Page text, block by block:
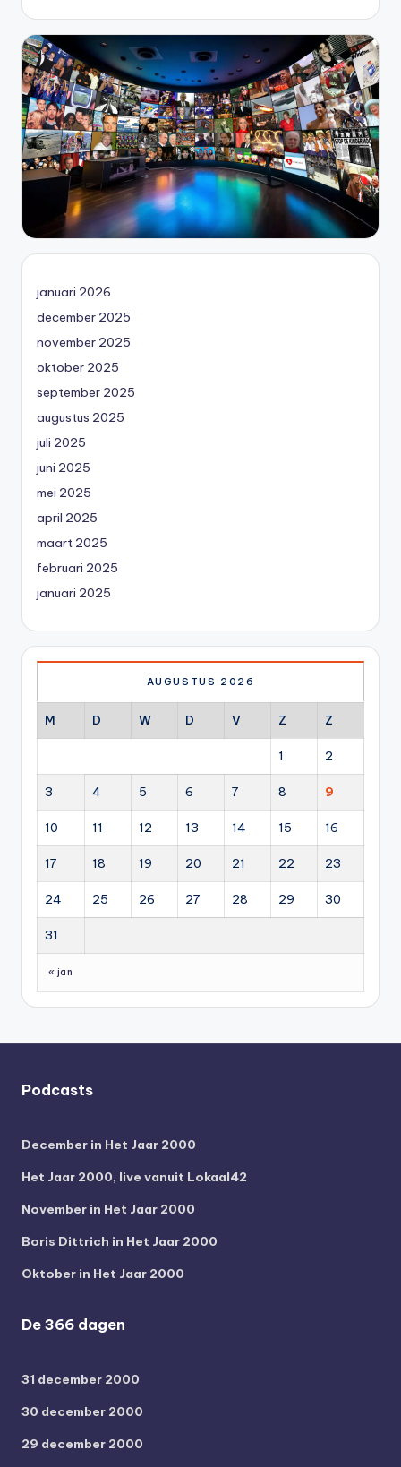
januari 2026
december 2025
november 2025
oktober 2025
september 2025
augustus 2025
juli 2025
juni 2025
mei 2025
april 2025
maart 2025
februari 2025
januari 2025
AUGUSTUS 2026
M D W D V Z Z
1 2
3 4 5 6 7 8 9
10 11 12 13 14 15 16
17 18 19 20 21 22 23
24 25 26 27 28 29 30
31
« jan
Podcasts
December in Het Jaar 2000
Het Jaar 2000, live vanuit Lokaal42
November in Het Jaar 2000
Boris Dittrich in Het Jaar 2000
Oktober in Het Jaar 2000
De 366 dagen
31 december 2000
30 december 2000
29 december 2000